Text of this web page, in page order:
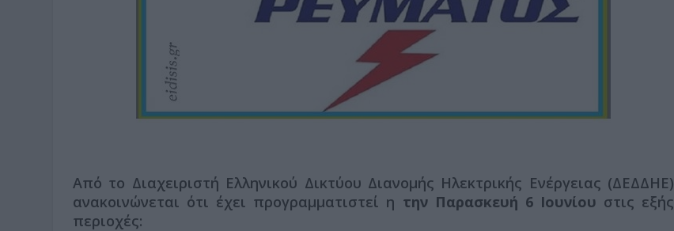
Από το Διαχειριστή Ελληνικού Δικτύου Διανομής Ηλεκτρικής Ενέργειας (ΔΕΔΔΗΕ)
ανακοινώνεται ότι έχει προγραμματιστεί η την Παρασκευή 6 Ιουνίου στις εξής
περιοχές: